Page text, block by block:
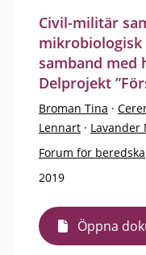
Civil-militär
mikrobiologisk
samband med
Delprojekt
Broman Tina ·
Lennart · Lavander
Forum för
2019
Öppna